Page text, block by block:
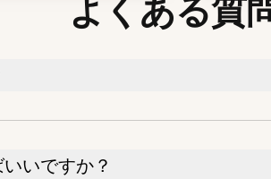
よくある質
いですか？